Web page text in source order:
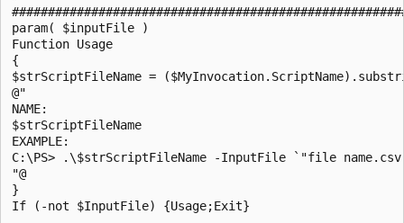
param( $inputFile )
Function Usage
{
$strScriptFileName =
@"
NAME:
$strScriptFileName
EXAMPLE:
C:\PS> .\$strScriptFileName -InputFile `"file
"@
}
If (-not $InputFile) {Usage;Exit}